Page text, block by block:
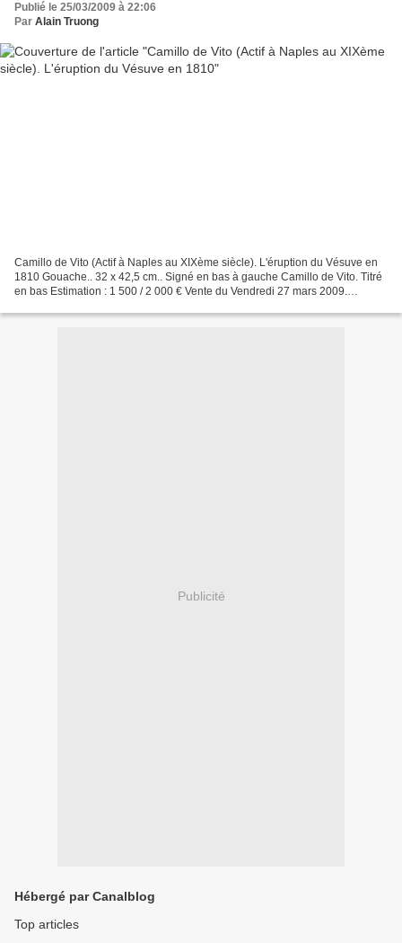
Publié le 25/03/2009 à 22:06
Par Alain Truong
Camillo de Vito (Actif à Naples au XIXème siècle). L'éruption du Vésuve en
1810 Gouache.. 32 x 42,5 cm.. Signé en bas à gauche Camillo de Vito. Titré
en bas Estimation : 1 500 / 2 000 € Vente du Vendredi 27 mars 2009.
Publicité
Hébergé par Canalblog
Top articles